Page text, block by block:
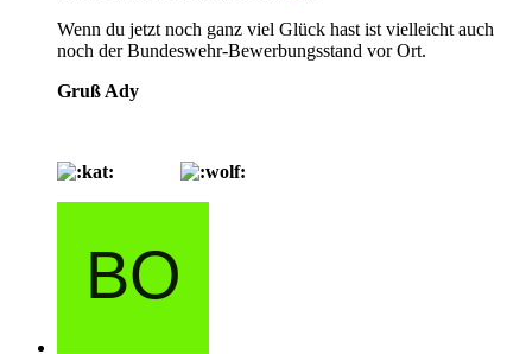
Wenn du jetzt noch ganz viel Glück hast ist vielleicht auch
noch der Bundeswehr-Bewerbungsstand vor Ort.
Gruß Ady